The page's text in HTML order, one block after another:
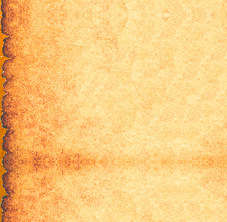
Хоу-ка: Тебе не
Хоу-ка: Тебе не
Хоу-ка: Тебе не
Хоу-ка: Тебе не
Хоу-ка: Тебе не